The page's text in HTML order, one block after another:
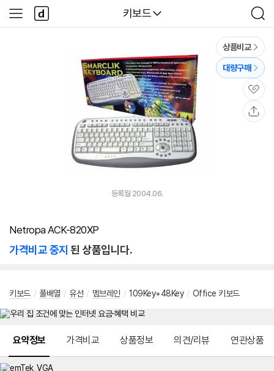
다나와
키보드
검
색
사
이
다
나
와
상품비교
대량구매
관
심
등록월 2004.06.
Netropa ACK-820XP
가격비교 중지 된 상품입니다.
키보드 / 풀배열 / 유선 / 멤브레인 / 109Key+48Key / Office 키보드
요약정보 가격비교 상품정보 의견/리뷰 연관상품